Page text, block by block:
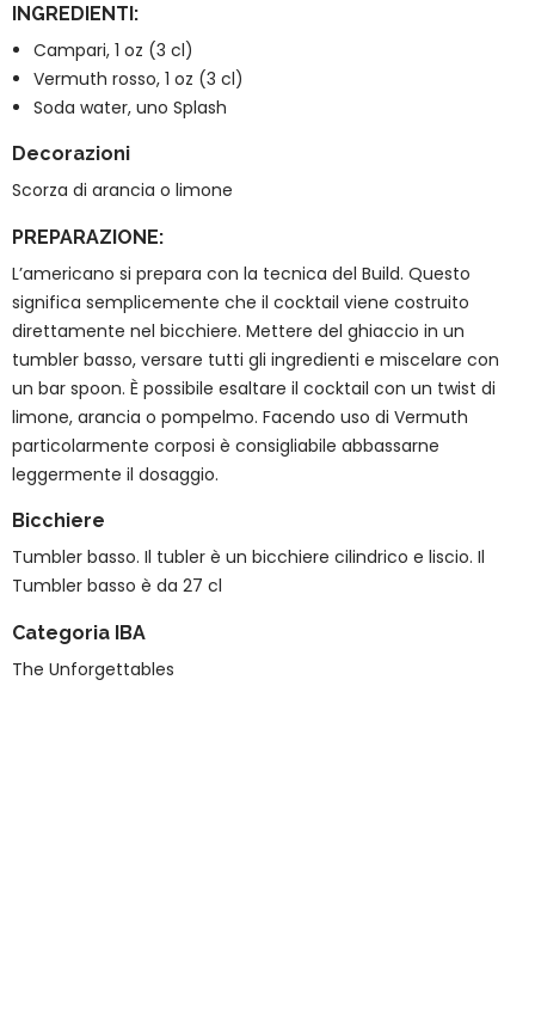
INGREDIENTI:
Campari, 1 oz (3 cl)
Vermuth rosso, 1 oz (3 cl)
Soda water, uno Splash
Decorazioni
Scorza di arancia o limone
PREPARAZIONE:
L’americano si prepara con la tecnica del Build. Questo
significa semplicemente che il cocktail viene costruito
direttamente nel bicchiere. Mettere del ghiaccio in un
tumbler basso, versare tutti gli ingredienti e miscelare con
un bar spoon. È possibile esaltare il cocktail con un twist di
limone, arancia o pompelmo. Facendo uso di Vermuth
particolarmente corposi è consigliabile abbassarne
leggermente il dosaggio.
Bicchiere
Tumbler basso. Il tubler è un bicchiere cilindrico e liscio. Il
Tumbler basso è da 27 cl
Categoria IBA
The Unforgettables